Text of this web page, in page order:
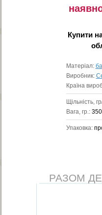
Купити
Матеріал:
Виробник:
Країна
Щільність,
Вага, гр.: 350
Упаковка:
РАЗОМ